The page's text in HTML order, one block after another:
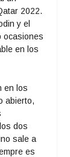
2022.
y el
ocasiones
en los
en los
abierto,
dos
sale a
es